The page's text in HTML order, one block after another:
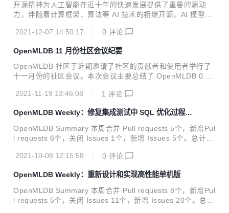
开源精神为人工智能在近十年的快速发展提供了重要的源动
力，伴随着计算框架、算法等 AI 技术的相继开源，AI 模型构
2021-12-07 14:50:17
0 评论
OpenMLDB 11 月份社区会议纪要
OpenMLDB 社区于近期邀请了社区的贡献者和使用者举行了
十一月份的社区会议。本次会议主要总结了 OpenMLDB 0.3.
时，社区成员对于 OpenMLDB 后续的需求和社区发展规划提
nMLDB 项目和社区的发展提供了很多宝贵的建议，主要记录
如下： Benchmark 不仅需要和现有工具的比对，而且需要明
确 OpenMLDB 本身的能力边界，比如数据承载量，具体场景
下的性能能力等。 监控模块是企业上线非常重要的功能，Ope
nMLDB 的监控模块需要关注系统健康状态和性...
2021-11-19 13:46:08 1 评论
OpenMLDB Weekly：修复集成测试中 SQL 优化过程重
复优化子节点的问题
OpenMLDB Summary 本周合并 Pull requests 5个，新增Pul
l requests 6个，关闭 Issues 1个，新增 Issues 5个。总计15
ull Requests fix: remove dup apply pass on the same phy
mon version to 2.7.1 for batch#482 merged 6 days ago fe
at: add taskma...
2021-10-08 12:15:58 0 评论
OpenMLDB Weekly：重新设计和实现高性能单机版
OpenMLDB Summary 本周合并 Pull requests 8个，新增Pul
l requests 5个，关闭 Issues 11个，新增 Issues 20个。总计